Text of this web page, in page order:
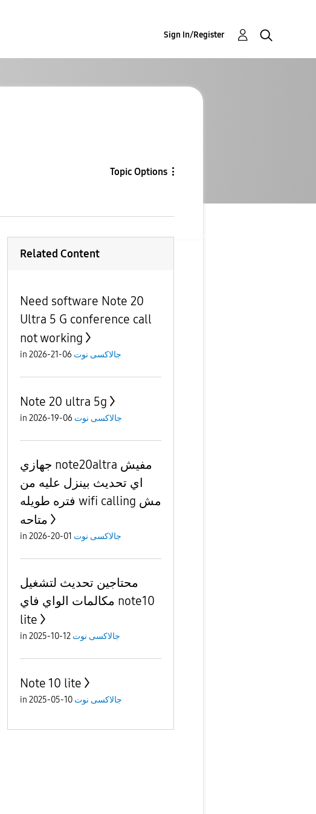
Sign In/Register
Topic Options
Related Content
Need software Note 20
Ultra 5 G conference call
not working
in جالاكسى نوت 06-21-2026
Note 20 ultra 5g
in جالاكسى نوت 06-19-2026
جهازي note20altra مفيش
اي تحديث بينزل عليه من
فتره طويله wifi calling مش
متاحه
in جالاكسى نوت 01-20-2026
محتاجين تحديث لتشغيل
مكالمات الواي فاي note10
lite
in جالاكسى نوت 12-10-2025
Note 10 lite
in جالاكسى نوت 10-05-2025